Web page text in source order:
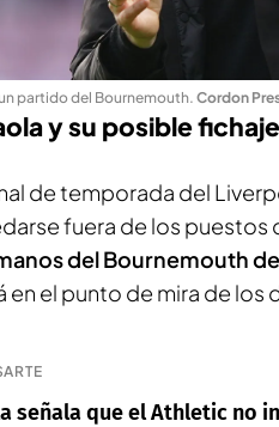
partido del Bournemouth. Cordon
y su posible
de temporada del
fuera de los puestos
del Bournemouth
en el punto de mira de los
señala que el Athletic no